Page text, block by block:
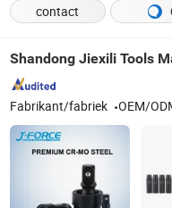
contact
Shandong Jiexili Tools
Fabrikant/fabriek OEM/